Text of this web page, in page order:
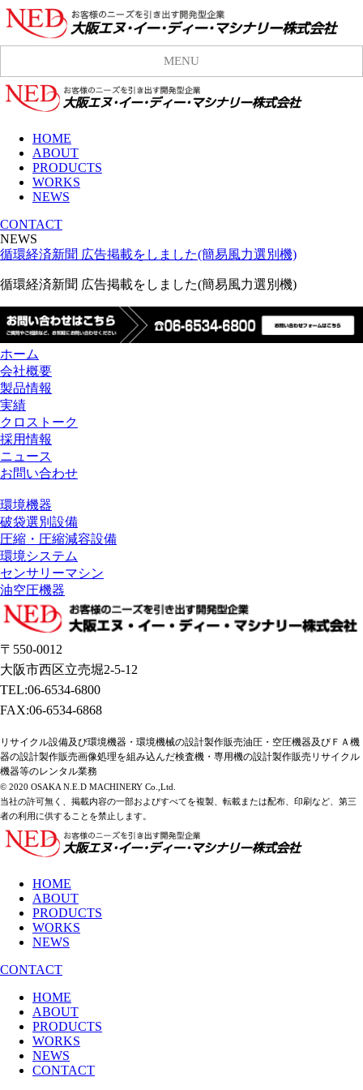
MENU
HOME
ABOUT
PRODUCTS
WORKS
NEWS
CONTACT
NEWS
循環経済新聞 広告掲載をしました(簡易風力選別機)
循環経済新聞 広告掲載をしました(簡易風力選別機)
ホーム
会社概要
製品情報
実績
クロストーク
採用情報
ニュース
お問い合わせ
環境機器
破袋選別設備
圧縮・圧縮減容設備
環境システム
センサリーマシン
油空圧機器
〒550-0012
大阪市西区立売堀2-5-12
TEL:06-6534-6800
FAX:06-6534-6868
リサイクル設備及び環境機器・環境機械の設計製作販売油圧・空圧機器及びＦＡ機
器の設計製作販売画像処理を組み込んだ検査機・専用機の設計製作販売リサイクル
機器等のレンタル業務
© 2020 OSAKA N.E.D MACHINERY Co.,Ltd.
当社の許可無く、掲載内容の一部およびすべてを複製、転載または配布、印刷など、第三
者の利用に供することを禁止します。
HOME
ABOUT
PRODUCTS
WORKS
NEWS
CONTACT
HOME
ABOUT
PRODUCTS
WORKS
NEWS
CONTACT